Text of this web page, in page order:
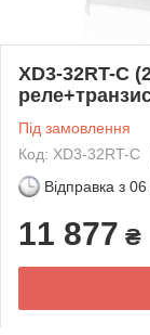
XD3-32RT-C
Під замовлення
Код: XD3-32RT-C
Відправка з 06
11 877 ₴